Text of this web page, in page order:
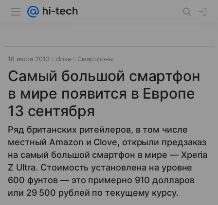
18 июля 2013 clove Смартфоны
Самый большой смартфон
в мире появится в Европе
13 сентября
Ряд британских ритейлеров, в том числе
местный Amazon и Clove, открыли предзаказ
на самый большой смартфон в мире — Xperia
Z Ultra. Стоимость установлена на уровне
600 фунтов — это примерно 910 долларов
или 29 500 рублей по текущему курсу.